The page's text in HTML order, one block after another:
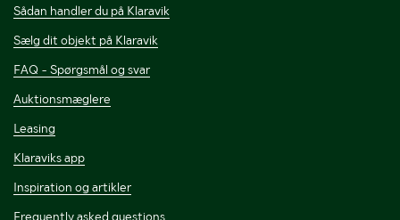
Sådan handler du på Klaravik
Sælg dit objekt på Klaravik
FAQ - Spørgsmål og svar
Auktionsmæglere
Leasing
Klaraviks app
Inspiration og artikler
Frequently asked questions